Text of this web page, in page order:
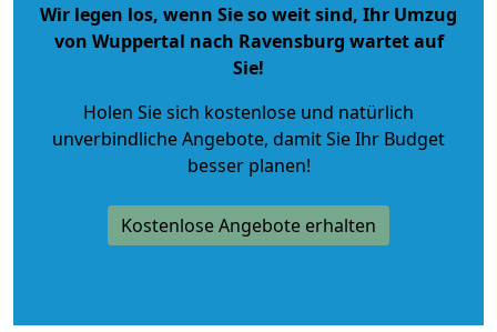
Wir legen los, wenn Sie so weit sind, Ihr Umzug
von Wuppertal nach Ravensburg wartet auf
Sie!
Holen Sie sich kostenlose und natürlich
unverbindliche Angebote, damit Sie Ihr Budget
besser planen!
Kostenlose Angebote erhalten